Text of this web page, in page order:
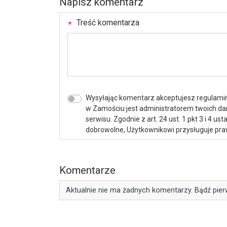
Treść komentarza
Wysyłając komentarz akceptujesz
w Zamościu jest administratorem twoich
serwisu. Zgodnie z art. 24 ust. 1 pkt 3 i 4
dobrowolne, Użytkownikowi przysługuje
Komentarze
Aktualnie nie ma żadnych komentarzy. Bądź